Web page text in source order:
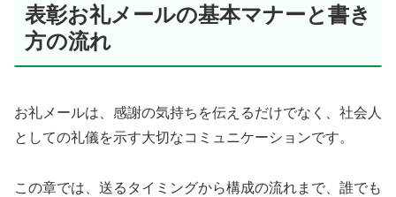
表彰お礼メールの基本マナーと書き
方の流れ
お礼メールは、感謝の気持ちを伝えるだけでなく、社会人
としての礼儀を示す大切なコミュニケーションです。
この章では、送るタイミングから構成の流れまで、誰でも